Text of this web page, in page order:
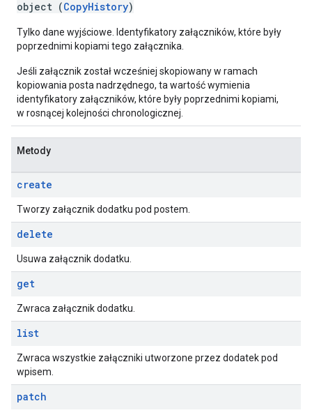
object (CopyHistory)
Tylko dane wyjściowe. Identyfikatory załączników, które były
poprzednimi kopiami tego załącznika.
Jeśli załącznik został wcześniej skopiowany w ramach
kopiowania posta nadrzędnego, ta wartość wymienia
identyfikatory załączników, które były poprzednimi kopiami,
w rosnącej kolejności chronologicznej.
Metody
create
Tworzy załącznik dodatku pod postem.
delete
Usuwa załącznik dodatku.
get
Zwraca załącznik dodatku.
list
Zwraca wszystkie załączniki utworzone przez dodatek pod
wpisem.
patch